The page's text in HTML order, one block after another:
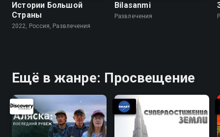
Истории Большой
Страны
2022, Россия, Развлечения
Bilasanmi
Развлечения
Ещё в жанре: Просвещение